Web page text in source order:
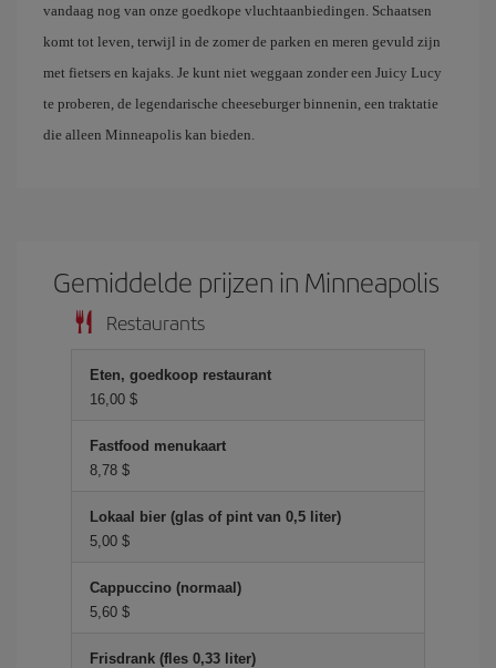
vandaag nog van onze goedkope vluchtaanbiedingen. Schaatsen
komt tot leven, terwijl in de zomer de parken en meren gevuld zijn
met fietsers en kajaks. Je kunt niet weggaan zonder een Juicy Lucy
te proberen, de legendarische cheeseburger binnenin, een traktatie
die alleen Minneapolis kan bieden.
Gemiddelde prijzen in Minneapolis
Restaurants
Eten, goedkoop restaurant
16,00 $
Fastfood menukaart
8,78 $
Lokaal bier (glas of pint van 0,5 liter)
5,00 $
Cappuccino (normaal)
5,60 $
Frisdrank (fles 0,33 liter)